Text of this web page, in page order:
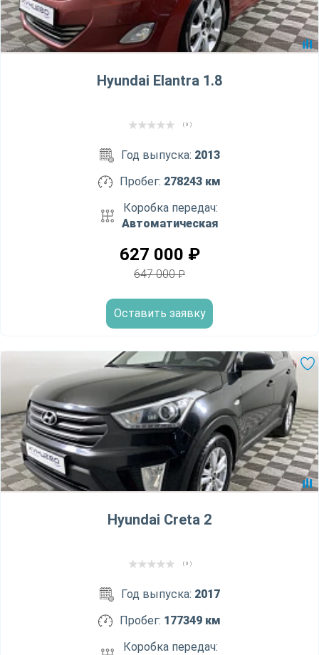
Hyundai Elantra 1.8
( 0 )
Год выпуска: 2013
Пробег: 278243 км
Коробка передач:
Автоматическая
627 000 ₽
647 000₽
Оставить заявку
Hyundai Creta 2
( 0 )
Год выпуска: 2017
Пробег: 177349 км
Коробка передач: